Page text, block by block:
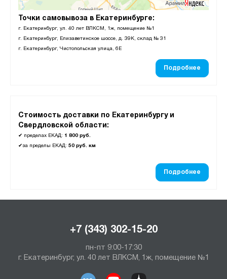
Точки самовывоза в Екатеринбурге:
г. Екатеринбург, ул. 40 лет ВЛКСМ, 1ж, помещение №1
г. Екатеринбург, Елизаветинское шоссе, д. 39К, склад № 31
г. Екатеринбург, Чистопольская улица, 6Е
Подробнее
Стоимость доставки по Екатеринбургу и
Свердловской области:
✔ пределах ЕКАД: 1 800 руб.
✔за пределы ЕКАД: 50 руб. км
Подробнее
+7 (343) 302-15-20
пн-пт 9:00-17:30
г. Екатеринбург, ул. 40 лет ВЛКСМ, 1ж, помещение №1